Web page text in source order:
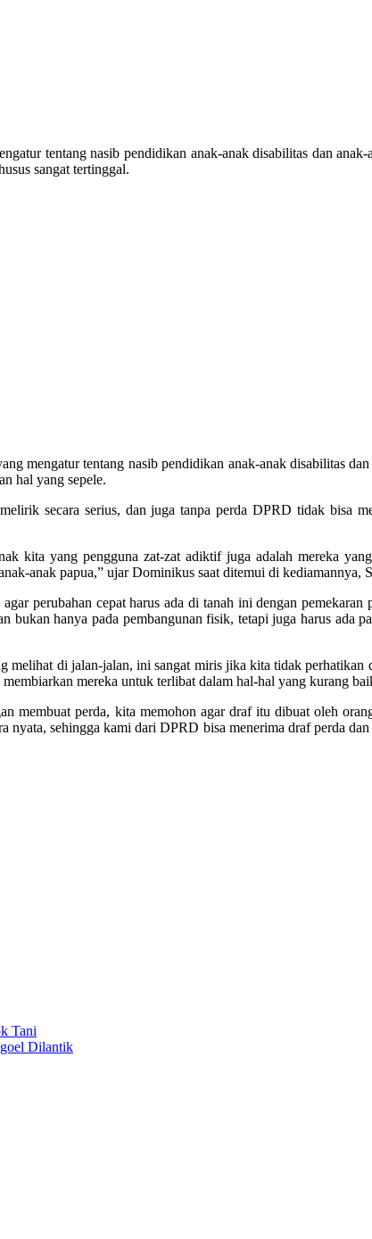
tentang nasib pendidikan anak-anak disabilitas dan
sangat tertinggal.
mengatur tentang nasib pendidikan anak-anak disabilitas
hal yang sepele.
secara serius, dan juga tanpa perda DPRD tidak bisa
kita yang pengguna zat-zat adiktif juga adalah mereka
anak papua,” ujar Dominikus saat ditemui di kediamannya,
perubahan cepat harus ada di tanah ini dengan
bukan hanya pada pembangunan fisik, tetapi juga harus ada
di jalan-jalan, ini sangat miris jika kita tidak perhatikan
mereka untuk terlibat dalam hal-hal yang kurang
membuat perda, kita memohon agar draf itu dibuat oleh
nyata, sehingga kami dari DPRD bisa menerima draf perda
Tani
Dilantik